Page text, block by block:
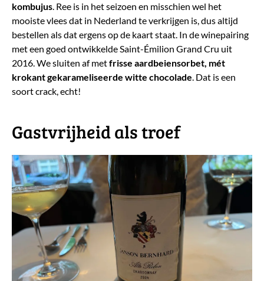
kombujus. Ree is in het seizoen en misschien wel het
mooiste vlees dat in Nederland te verkrijgen is, dus altijd
bestellen als dat ergens op de kaart staat. In de winepairing
met een goed ontwikkelde Saint-Émilion Grand Cru uit
2016. We sluiten af metfrisse aardbeiensorbet, mét
krokant gekarameliseerde witte chocolade. Dat is een
soort crack, echt!
​Gastvrijheid als troef